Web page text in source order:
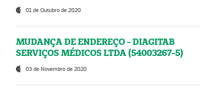
01 de Outubro de 2020
MUDANÇA DE ENDEREÇO - DIAGITAB
SERVIÇOS MÉDICOS LTDA (54003267-5)
03 de Novembro de 2020